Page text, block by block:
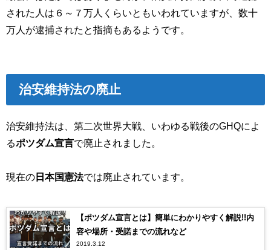
された人は６～７万人くらいともいわれていますが、数十
万人が逮捕されたと指摘もあるようです。
治安維持法の廃止
治安維持法は、第二次世界大戦、いわゆる戦後のGHQによ
るポツダム宣言で廃止されました。
現在の 日本国憲法では廃止されています。
【ポツダム宣言とは】簡単にわかりやすく解説!!内
容や場所・受諾までの流れなど
2019.3.12